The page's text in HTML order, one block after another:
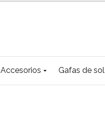
Accesorios Gafas de sol